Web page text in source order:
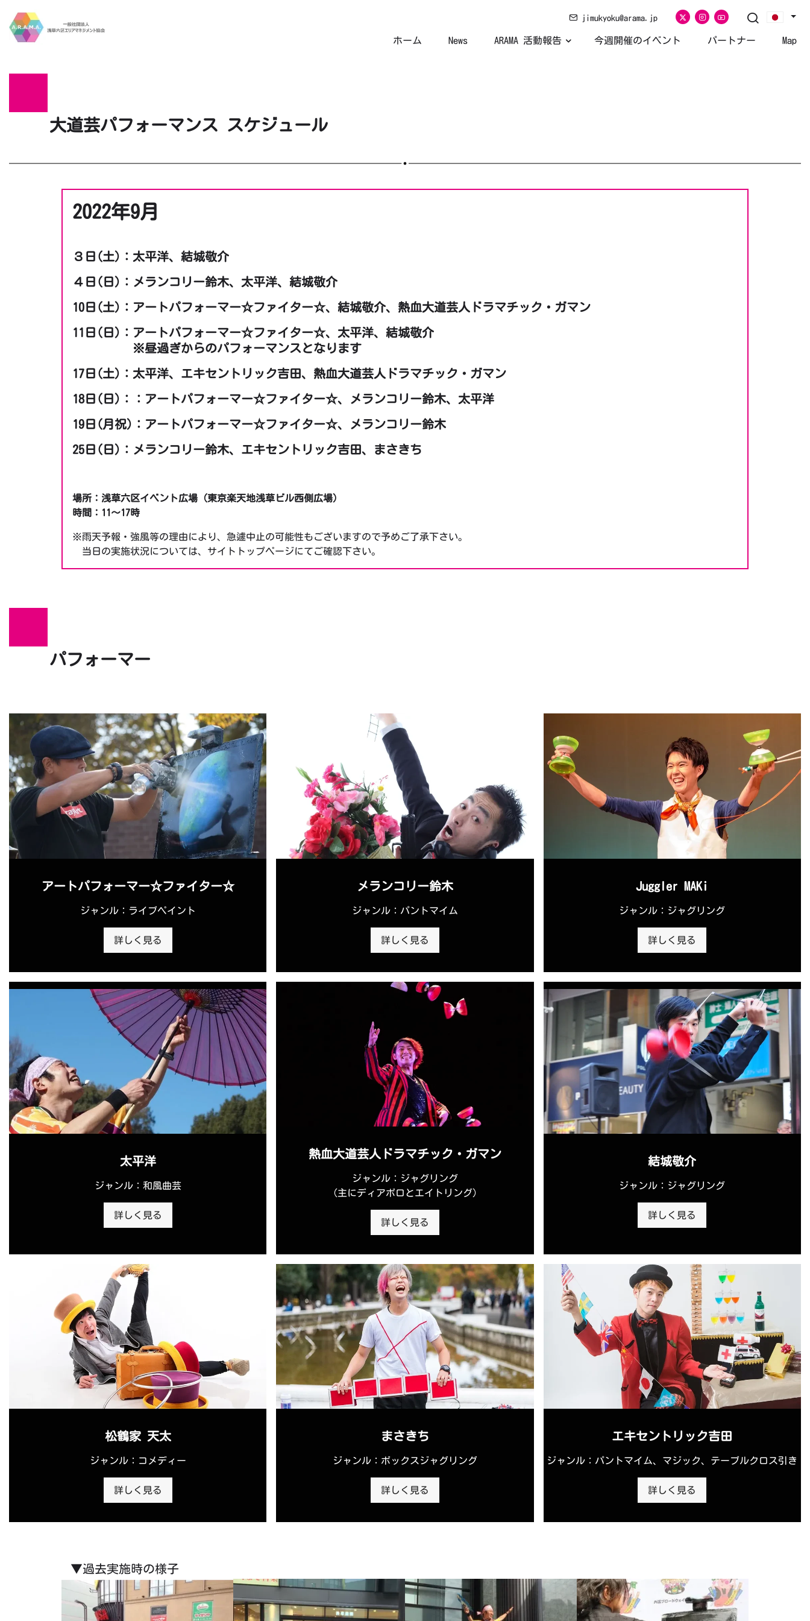
jimukyoku@arama.jp
ホーム News ARAMA 活動報告 今週開催のイベント パートナー Map
大道芸パフォーマンス スケジュール
2022年9月
３日(土)：太平洋、結城敬介
４日(日)：メランコリー鈴木、太平洋、結城敬介
10日(土)：アートパフォーマー☆ファイター☆、結城敬介、熱血大道芸人ドラマチック・ガマン
11日(日)：アートパフォーマー☆ファイター☆、太平洋、結城敬介
※昼過ぎからのパフォーマンスとなります
17日(土)：太平洋、エキセントリック吉田、熱血大道芸人ドラマチック・ガマン
18日(日)：：アートパフォーマー☆ファイター☆、メランコリー鈴木、太平洋
19日(月祝)：アートパフォーマー☆ファイター☆、メランコリー鈴木
25日(日)：メランコリー鈴木、エキセントリック吉田、まさきち
場所：浅草六区イベント広場（東京楽天地浅草ビル西側広場）
時間：11～17時
※雨天予報・強風等の理由により、急遽中止の可能性もございますので予めご了承下さい。
当日の実施状況については、サイトトップページにてご確認下さい。
パフォーマー
アートパフォーマー☆ファイター☆
ジャンル：ライブペイント
詳しく見る
メランコリー鈴木
ジャンル：パントマイム
詳しく見る
Juggler MAKi
ジャンル：ジャグリング
詳しく見る
太平洋
ジャンル：和風曲芸
詳しく見る
熱血大道芸人ドラマチック・ガマン
ジャンル：ジャグリング
（主にディアボロとエイトリング）
詳しく見る
結城敬介
ジャンル：ジャグリング
詳しく見る
松鶴家 天太
ジャンル：コメディー
詳しく見る
まさきち
ジャンル：ボックスジャグリング
詳しく見る
エキセントリック吉田
ジャンル：パントマイム、マジック、テーブルクロス引き
詳しく見る
▼過去実施時の様子